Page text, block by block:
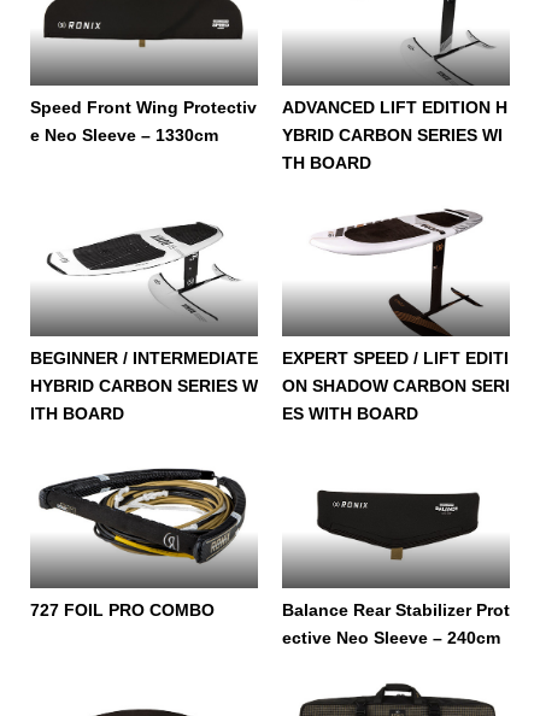
Speed Front Wing Protectiv
e Neo Sleeve – 1330cm
ADVANCED LIFT EDITION H
YBRID CARBON SERIES WI
TH BOARD
BEGINNER / INTERMEDIATE
HYBRID CARBON SERIES W
ITH BOARD
EXPERT SPEED / LIFT EDITI
ON SHADOW CARBON SERI
ES WITH BOARD
727 FOIL PRO COMBO
Balance Rear Stabilizer Prot
ective Neo Sleeve – 240cm